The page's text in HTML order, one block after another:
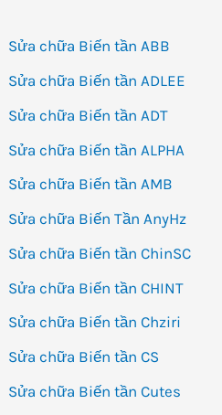
Sửa chữa Biến tần ABB
Sửa chữa Biến tần ADLEE
Sửa chữa Biến tần ADT
Sửa chữa Biến tần ALPHA
Sửa chữa Biến tần AMB
Sửa chữa Biến Tần AnyHz
Sửa chữa Biến tần ChinSC
Sửa chữa Biến tần CHINT
Sửa chữa Biến tần Chziri
Sửa chữa Biến tần CS
Sửa chữa Biến tần Cutes